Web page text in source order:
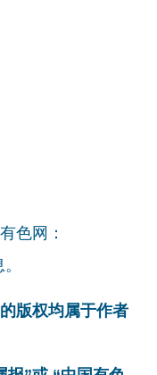
色网：
版权均属于作者